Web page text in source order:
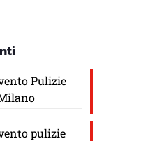
Pulizie
pulizie